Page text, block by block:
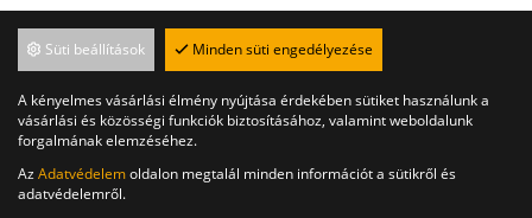
Süti beállítások Minden süti engedélyezése
A kényelmes vásárlási élmény nyújtása érdekében sütiket használunk a
vásárlási és közösségi funkciók biztosításához, valamint weboldalunk
forgalmának elemzéséhez.
AzAdatvédelemoldalon megtalál minden információt a sütikről és
adatvédelemről.